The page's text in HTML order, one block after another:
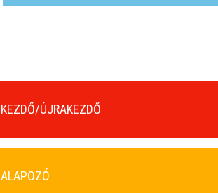
KEZDŐ/ÚJRAKEZDŐ
ALAPOZÓ